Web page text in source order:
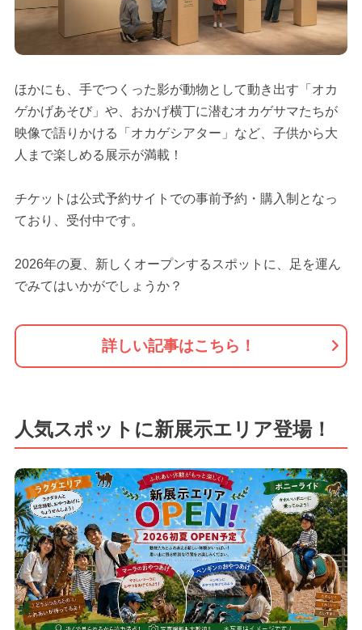
ほかにも、手でつくった影が動物として動き出す「オカ
ゲかげあそび」や、おかげ横丁に潜むオカゲサマたちが
映像で語りかける「オカゲシアター」など、子供から大
人まで楽しめる展示が満載！
チケットは公式予約サイトでの事前予約・購入制となっ
ており、受付中です。
2026年の夏、新しくオープンするスポットに、足を運ん
でみてはいかがでしょうか？
詳しい記事はこちら！
人気スポットに新展示エリア登場！